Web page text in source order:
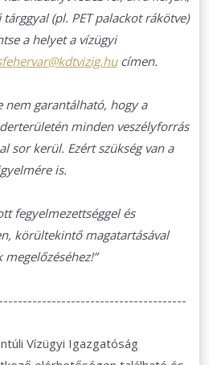
(pl. PET palackot rákötve)
a helyet a vízügyi
címen.
garantálható, hogy a
minden veszélyforrás
sor kerül. Ezért szükség van a
is.
fegyelmezettséggel és
körültekintő magatartásával
Vízügyi Igazgatóság